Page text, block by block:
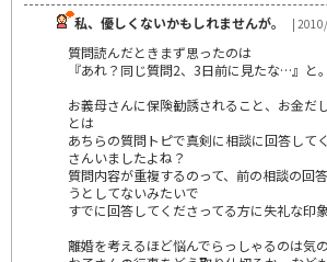
私、優しくないかもしれませんが。
|
質問読んだときまず思ったのは
『あれ？同じ質問2、3日前に見たな…』と。
お義母さんに保険勧誘されること、お金だ
とは
あちらの質問トピで真剣に相談に回答して
さんいましたよね？
質問内容が重複するのって、前の相談の回
うとしてないみたいで
すでに回答してくださってる方に失礼な印
離婚を考えるほど悩んでらっしゃるのは気